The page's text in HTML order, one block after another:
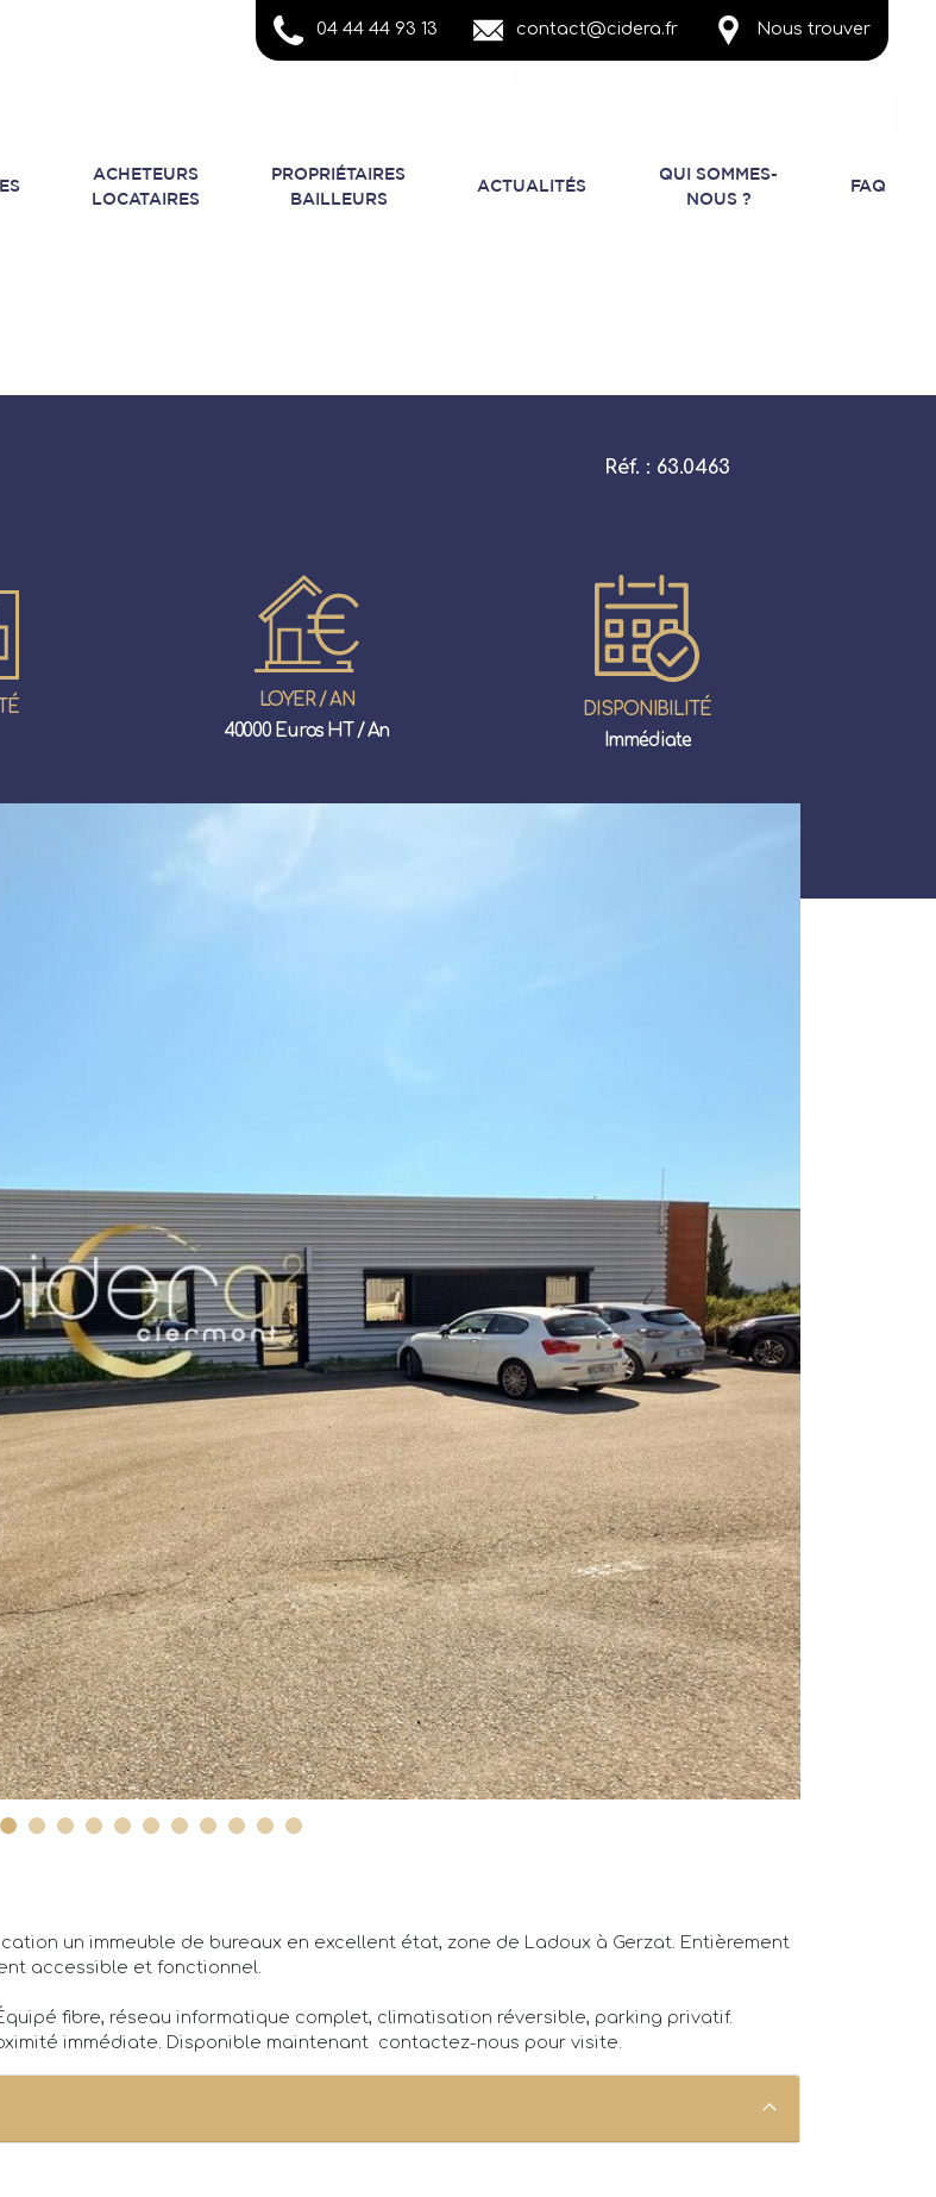
04 44 44 93 13 contact@cidera.fr Nous trouver
ACHETEURS
LOCATAIRES
PROPRIÉTAIRES
BAILLEURS
ACTUALITÉS
QUI SOMMES-
NOUS ?
FAQ
Réf. : 63.0463
LOYER / AN
40000 Euros HT / An
DISPONIBILITÉ
Immédiate
un immeuble de bureaux en excellent état, zone de Ladoux à Gerzat. Entièrement
accessible et fonctionnel.
fibre, réseau informatique complet, climatisation réversible, parking privatif.
immédiate. Disponible maintenant  contactez-nous pour visite.